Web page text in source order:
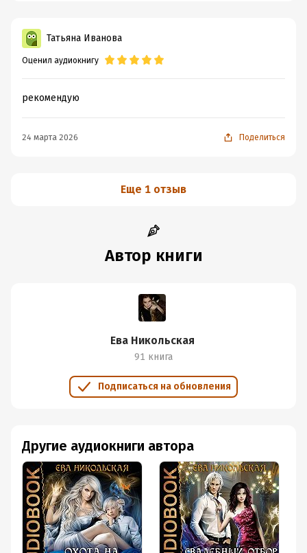
Татьяна Иванова
Оценил аудиокнигу
рекомендую
24 марта 2026 Поделиться
Еще 1 отзыв
Автор книги
Ева Никольская
91 книга
Подписаться на обновления
Другие аудиокниги автора